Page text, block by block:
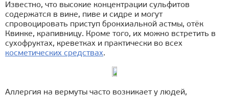
Известно, что высокие концентрации сульфитов
содержатся в вине, пиве и сидре и могут
спровоцировать приступ бронхиальной астмы, отёк
Квинке, крапивницу. Кроме того, их можно встретить в
сухофруктах, креветках и практически во всех
косметических средствах.
Аллергия на вермуты часто возникает у людей,